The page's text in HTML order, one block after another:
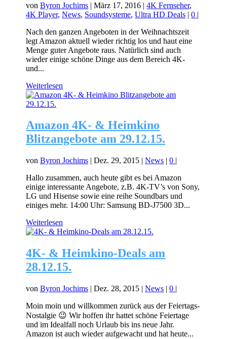
vonByron Jochims |März 17, 2016 |4K Fernseher,
4K Player,News, Soundsysteme,Ultra HD Deals |0 |
Nach den ganzen Angeboten in der Weihnachtszeit
legt Amazon aktuell wieder richtig los und haut eine
Menge guter Angebote raus. Natürlich sind auch
wieder einige schöne Dinge aus dem Bereich 4K-
und...
Weiterlesen
Amazon 4K- & Heimkino
Blitzangebote am 29.12.15.
vonByron Jochims |Dez. 29, 2015 |News |0 |
Hallo zusammen, auch heute gibt es bei Amazon
einige interessante Angebote, z.B. 4K-TV’s von Sony,
LG und Hisense sowie eine reihe Soundbars und
einiges mehr. 14:00 Uhr: Samsung BD-J7500 3D...
Weiterlesen
4K- & Heimkino-Deals am
28.12.15.
vonByron Jochims |Dez. 28, 2015 |News |0 |
Moin moin und willkommen zurück aus der Feiertags-
Nostalgie 😉 Wir hoffen ihr hattet schöne Feiertage
und im Idealfall noch Urlaub bis ins neue Jahr.
Amazon ist auch wieder aufgewacht und hat heute...